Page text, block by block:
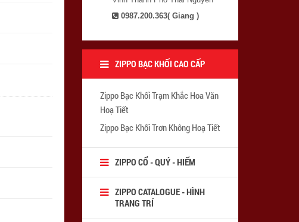
0987.200.363( Giang )
ZIPPO BẠC KHỐI CAO CẤP
Zippo Bạc Khối Trạm Khắc Hoa Văn
Hoạ Tiết
Zippo Bạc Khối Trơn Không Hoạ Tiết
ZIPPO CỔ - QUÝ - HIẾM
ZIPPO CATALOGUE - HÌNH
TRANG TRÍ